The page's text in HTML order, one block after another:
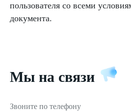
пользователя со всеми
документа.
Мы на связи
Звоните по телефону